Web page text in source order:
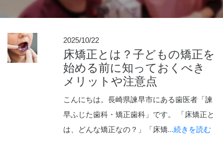
2025/10/22
床矯正とは？子どもの矯正を
始める前に知っておくべき
メリットや注意点
こんにちは。長崎県諫早市にある歯医者「諫
早ふじた歯科・矯正歯科」です。 「床矯正と
は、どんな矯正なの？」「床矯...続きを読む